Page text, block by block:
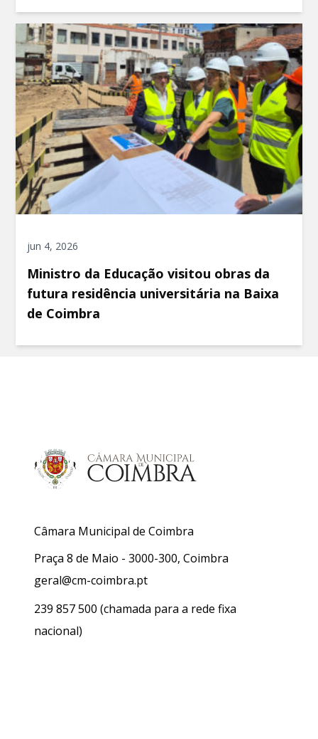
jun 4, 2026
Ministro da Educação visitou obras da
futura residência universitária na Baixa
de Coimbra
Câmara Municipal de Coimbra
Praça 8 de Maio - 3000-300, Coimbra
geral@cm-coimbra.pt
239 857 500 (chamada para a rede fixa
nacional)